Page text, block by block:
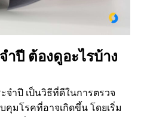
ปี ต้องดูอะไรบ้าง
ปี เป็นวิธีที่ดีในการตรวจ
คุมโรคที่อาจเกิดขึ้น โดยเริ่ม